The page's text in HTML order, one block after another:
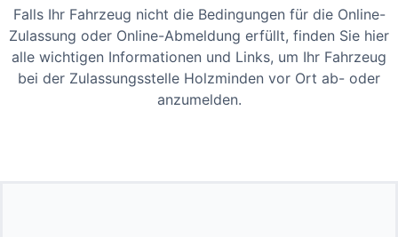
Falls Ihr Fahrzeug nicht die Bedingungen für die Online-
Zulassung oder Online-Abmeldung erfüllt, finden Sie hier
alle wichtigen Informationen und Links, um Ihr Fahrzeug
bei der Zulassungsstelle Holzminden vor Ort ab- oder
anzumelden.